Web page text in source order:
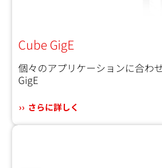
Cube GigE
個々のアプリケーションに合わ
GigE
さらに詳しく